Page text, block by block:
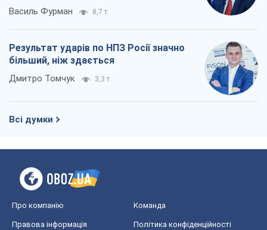
Василь Фурман 8,7 т.
Результат ударів по НПЗ Росії значно
більший, ніж здається
Дмитро Томчук 3,3 т.
Всі думки
Про компанію Команда
Правова інформація Політика конфіденційності